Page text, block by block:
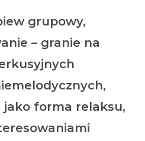
grupowy,
– granie na
jako forma relaksu,